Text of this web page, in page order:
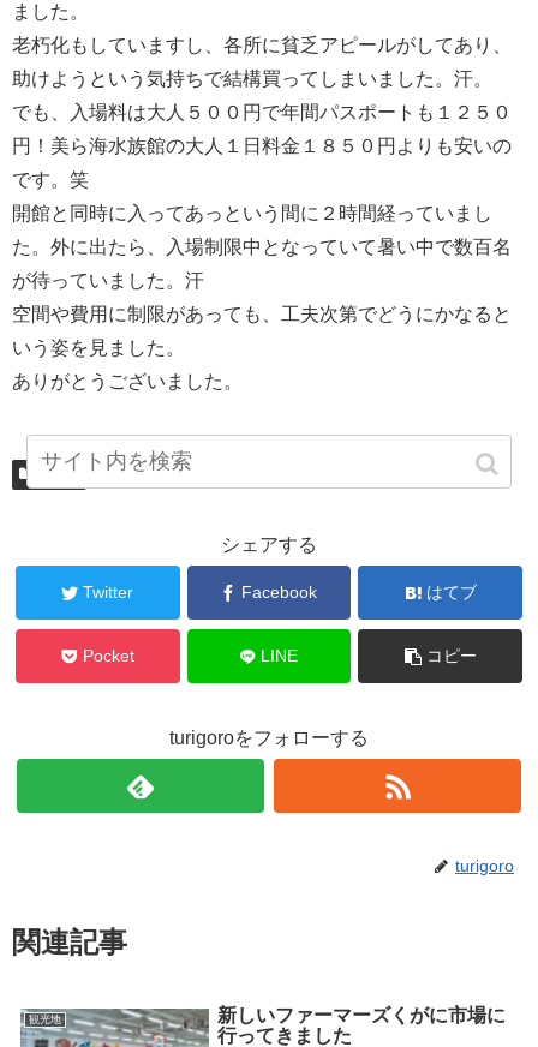
ました。
老朽化もしていますし、各所に貧乏アピールがしてあり、
助けようという気持ちで結構買ってしまいました。汗。
でも、入場料は大人５００円で年間パスポートも１２５０
円！美ら海水族館の大人１日料金１８５０円よりも安いの
です。笑
開館と同時に入ってあっという間に２時間経っていまし
た。外に出たら、入場制限中となっていて暑い中で数百名
が待っていました。汗
空間や費用に制限があっても、工夫次第でどうにかなると
いう姿を見ました。
ありがとうございました。
観光地
シェアする
Twitter Facebook はてブ
Pocket LINE コピー
turigoroをフォローする
turigoro
関連記事
観光地
新しいファーマーズくがに市場に
行ってきました